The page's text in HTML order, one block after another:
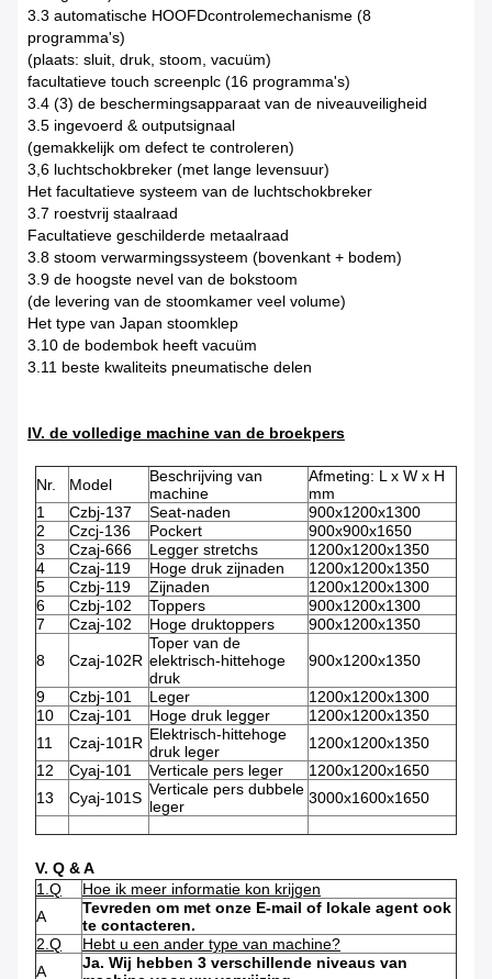
3.3 automatische HOOFDcontrolemechanisme (8
programma's)
(plaats: sluit, druk, stoom, vacuüm)
facultatieve touch screenplc (16 programma's)
3.4 (3) de beschermingsapparaat van de niveauveiligheid
3.5 ingevoerd & outputsignaal
(gemakkelijk om defect te controleren)
3,6 luchtschokbreker (met lange levensuur)
Het facultatieve systeem van de luchtschokbreker
3.7 roestvrij staalraad
Facultatieve geschilderde metaalraad
3.8 stoom verwarmingssysteem (bovenkant + bodem)
3.9 de hoogste nevel van de bokstoom
(de levering van de stoomkamer veel volume)
Het type van Japan stoomklep
3.10 de bodembok heeft vacuüm
3.11 beste kwaliteits pneumatische delen
IV. de volledige machine van de broekpers
Nr. Model
Beschrijving van
machine
Afmeting: L x W x H
mm
1
Czbj-137 Seat-naden
900x1200x1300
2
Czcj-136 Pockert
900x900x1650
3
Czaj-666 Legger stretchs
1200x1200x1350
4
Czaj-119 Hoge druk zijnaden
1200x1200x1350
5
Czbj-119 Zijnaden
1200x1200x1300
6
Czbj-102 Toppers
900x1200x1300
7
Czaj-102 Hoge druktoppers 900x1200x1350
8 Czaj-102R
Toper van de
elektrisch-hittehoge
druk
900x1200x1350
9 Czbj-101 Leger
1200x1200x1300
10
Czaj-101 Hoge druk legger
1200x1200x1350
11
Czaj-101R Elektrisch-hittehoge
druk leger
1200x1200x1350
12
Cyaj-101 Verticale pers leger
1200x1200x1650
13
Cyaj-101S Verticale pers dubbele
leger
3000x1600x1650
V. Q & A
1.Q
Hoe ik meer informatie kon krijgen
A
Tevreden om met onze E-mail of lokale agent ook
te contacteren.
2.Q
Hebt u een ander type van machine?
A
Ja. Wij hebben 3 verschillende niveaus van